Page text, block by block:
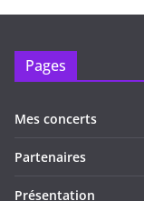
Pages
Mes concerts
Partenaires
Présentation